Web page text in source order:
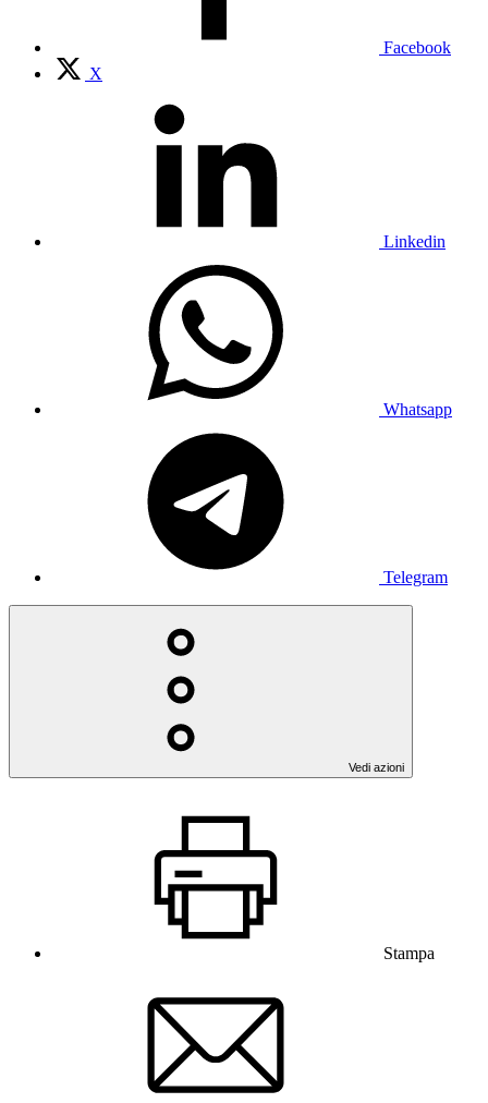
Facebook
X
Linkedin
Whatsapp
Telegram
Vedi azioni
Stampa